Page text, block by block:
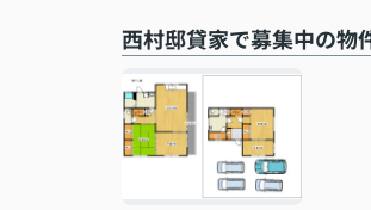
西村邸貸家で募集中の物